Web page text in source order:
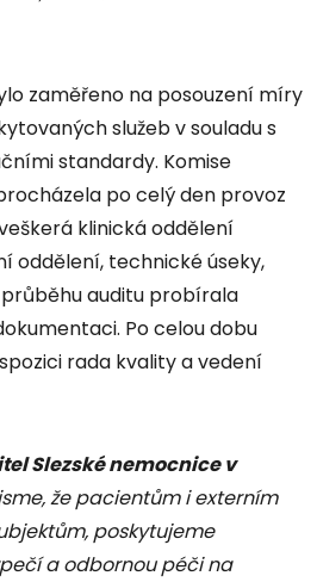
zaměřeno na posouzení míry
služeb v souladu s
standardy. Komise
po celý den provoz
klinická oddělení
oddělení, technické úseky,
auditu probírala
Po celou dobu
rada kvality a vedení
Slezské nemocnice v
že pacientům i externím
poskytujeme
a odbornou péči na